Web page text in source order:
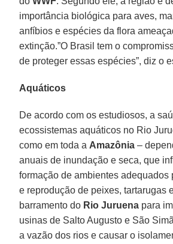
importância biológica para aves,
anfíbios e espécies da flora
extinção.”O Brasil tem o
de proteger essas espécies”, diz o
Aquáticos
De acordo com os estudiosos, a
ecossistemas aquáticos no Rio
como em toda a Amazônia –
anuais de inundação e seca, que
formação de ambientes adequados
e reprodução de peixes, tartarugas
barramento do Rio Juruena para
usinas de Salto Augusto e São
a vazão dos rios e causar o